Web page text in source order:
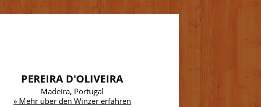
PEREIRA D'OLIVEIRA
Madeira, Portugal
» Mehr über den Winzer erfahren